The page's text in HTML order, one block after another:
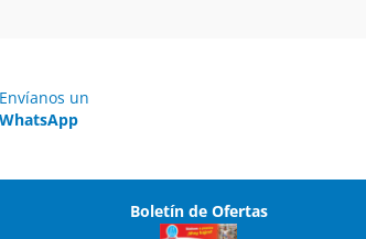
Envíanos un
WhatsApp
Boletín de Ofertas